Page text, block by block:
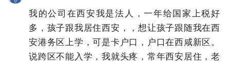
我的公司在西安我是法人，一年给国家上税好
多，孩子跟我居住西安，，想让孩子跟随我在西
安港务区上学，可是卡户口，户口在西咸新区。
说跨区不能入学，我就头疼，常年西安居住，老